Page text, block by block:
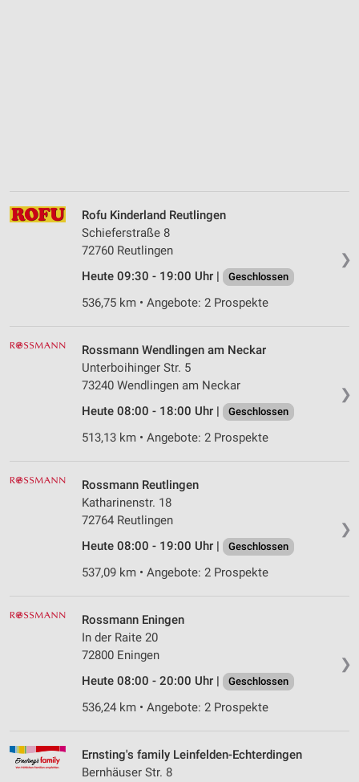
❯
Rofu Kinderland Reutlingen
Schieferstraße 8
72760 Reutlingen
Heute 09:30 - 19:00 Uhr |
Geschlossen
536,75 km • Angebote: 2 Prospekte
❯
Rossmann Wendlingen am Neckar
Unterboihinger Str. 5
73240 Wendlingen am Neckar
Heute 08:00 - 18:00 Uhr |
Geschlossen
513,13 km • Angebote: 2 Prospekte
❯
Rossmann Reutlingen
Katharinenstr. 18
72764 Reutlingen
Heute 08:00 - 19:00 Uhr |
Geschlossen
537,09 km • Angebote: 2 Prospekte
❯
Rossmann Eningen
In der Raite 20
72800 Eningen
Heute 08:00 - 20:00 Uhr |
Geschlossen
536,24 km • Angebote: 2 Prospekte
Ernsting's family Leinfelden-Echterdingen
Bernhäuser Str. 8